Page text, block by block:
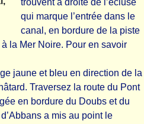
trouvent à droite de l’écluse
qui marque l’entrée dans le
canal, en bordure de la piste
la Mer Noire. Pour en savoir
jaune et bleu en direction de la
Traversez la route du Pont
en bordure du Doubs et du
a mis au point le